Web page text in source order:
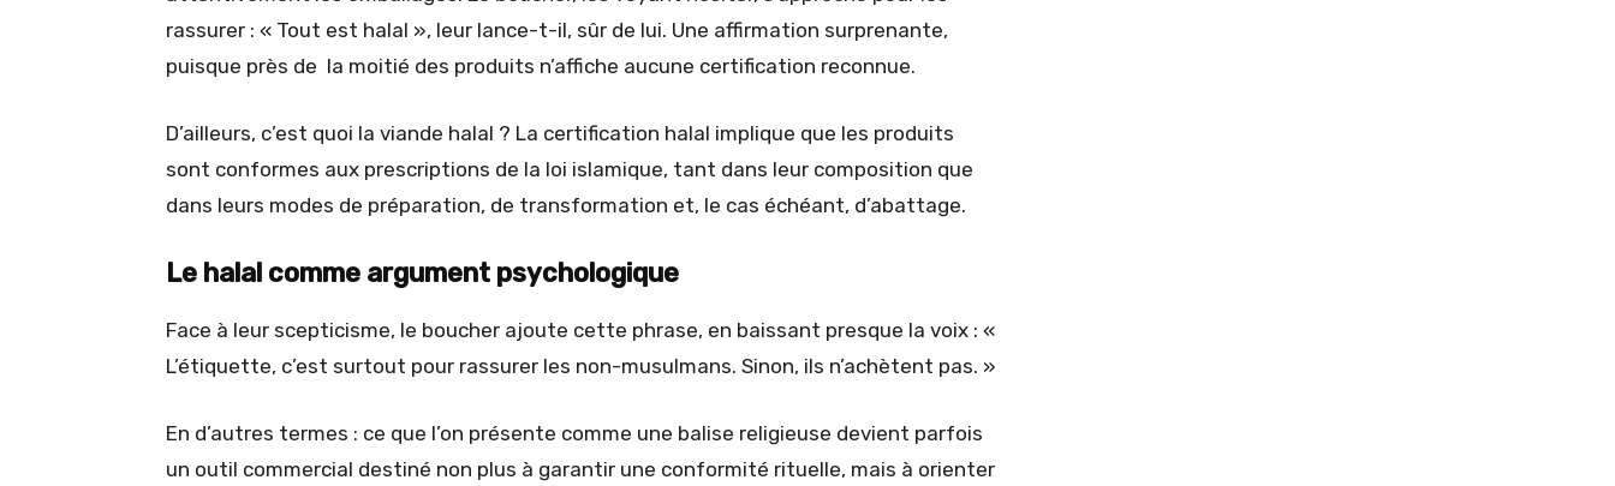
rassurer : « Tout est halal », leur lance-t-il, sûr de lui. Une affirmation surprenante,
puisque près de la moitié des produits n’affiche aucune certification reconnue.
D’ailleurs, c’est quoi la viande halal ? La certification halal implique que les produits
sont conformes aux prescriptions de la loi islamique, tant dans leur composition que
dans leurs modes de préparation, de transformation et, le cas échéant, d’abattage.
Le halal comme argument psychologique
Face à leur scepticisme, le boucher ajoute cette phrase, en baissant presque la voix : «
L’étiquette, c’est surtout pour rassurer les non-musulmans. Sinon, ils n’achètent pas. »
En d’autres termes : ce que l’on présente comme une balise religieuse devient parfois
un outil commercial destiné non plus à garantir une conformité rituelle, mais à orienter